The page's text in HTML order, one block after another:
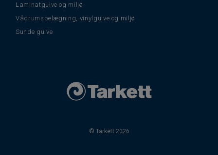
Laminatgulve og miljø
Vådrumsbelægning, vinylgulve og miljø
Sunde gulve
© Tarkett 2026